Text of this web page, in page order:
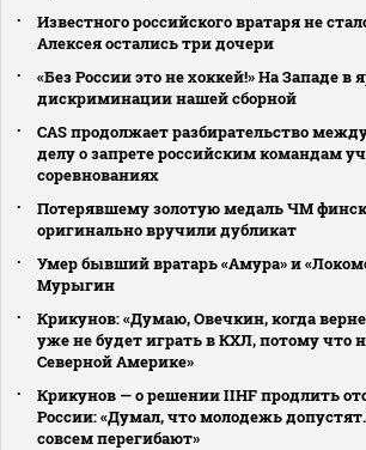
Известного российского вратаря не
Алексея остались три дочери
«Без России это не хоккей!» На Западе в
дискриминации нашей сборной
CAS продолжает разбирательство
делу о запрете российским командам
соревнованиях
Потерявшему золотую медаль ЧМ
оригинально вручили дубликат
Умер бывший вратарь «Амура» и
Мурыгин
Крикунов: «Думаю, Овечкин, когда
уже не будет играть в КХЛ, потому что
Северной Америке»
Крикунов — о решении IIHF продлить
России: «Думал, что молодежь
совсем перегибают»